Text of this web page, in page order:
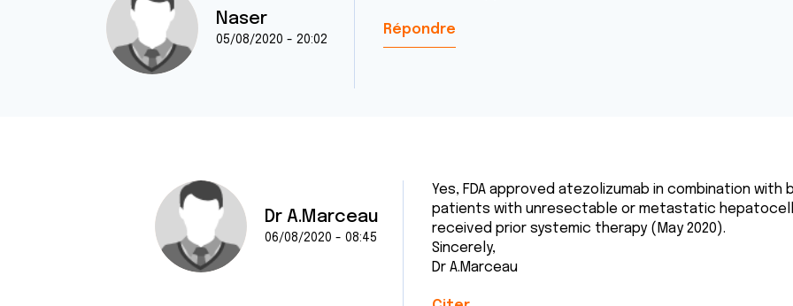
Naser
05/08/2020 - 20:02
Répondre
Dr A.Marceau
06/08/2020 - 08:45
Yes, FDA approved atezolizumab in combination
patients with unresectable or metastatic
received prior systemic therapy (May 2020).
Sincerely,
Dr A.Marceau